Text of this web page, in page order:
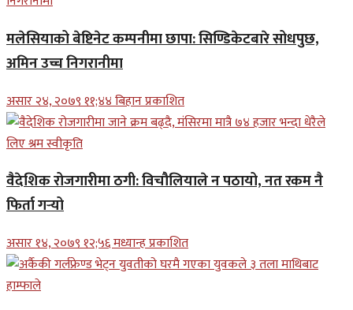
मलेसियाको बेष्टिनेट कम्पनीमा छापा: सिण्डिकेटबारे सोधपुछ,
अमिन उच्च निगरानीमा
असार २४, २०७९ ११;४४ बिहान प्रकाशित
वैदेशिक रोजगारीमा ठगी: विचौलियाले न पठायो, नत रकम नै
फिर्ता गर्‍यो
असार १४, २०७९ १२;५६ मध्यान्ह प्रकाशित